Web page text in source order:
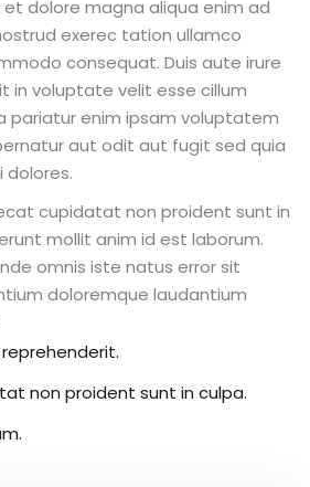
dolore magna aliqua enim ad
exerec tation ullamco
consequat. Duis aute irure
in voluptate velit esse cillum
pariatur enim ipsam voluptatem
aut odit aut fugit sed quia
dolores.
cupidatat non proident sunt in
mollit anim id est laborum.
omnis iste natus error sit
doloremque laudantium
non proident sunt in culpa.